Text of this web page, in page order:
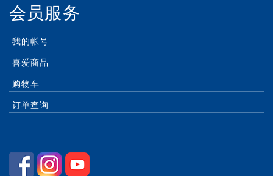
会员服务
我的帐号
喜爱商品
购物车
订单查询